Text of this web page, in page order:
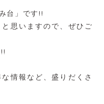
台」です!!
思いますので、ぜひご
情報など、盛りだくさ